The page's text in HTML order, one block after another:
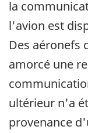
la
l'avion est
Des aéronefs
amorcé une
ultérieur n'a
provenance